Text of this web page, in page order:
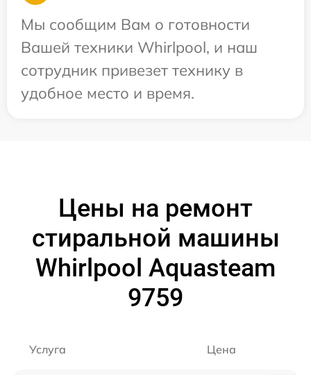
Мы сообщим Вам о готовности
Вашей техники Whirlpool, и наш
сотрудник привезет технику в
удобное место и время.
Цены на ремонт
стиральной машины
Whirlpool Aquasteam
9759
Услуга Цена